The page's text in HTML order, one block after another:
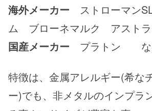
海外メーカー ストローマン
ム ブローネマルク アスト
国産メーカー プラトン な
特徴は、金属アレルギー(希な
ー)でも、非メタルのインプラ